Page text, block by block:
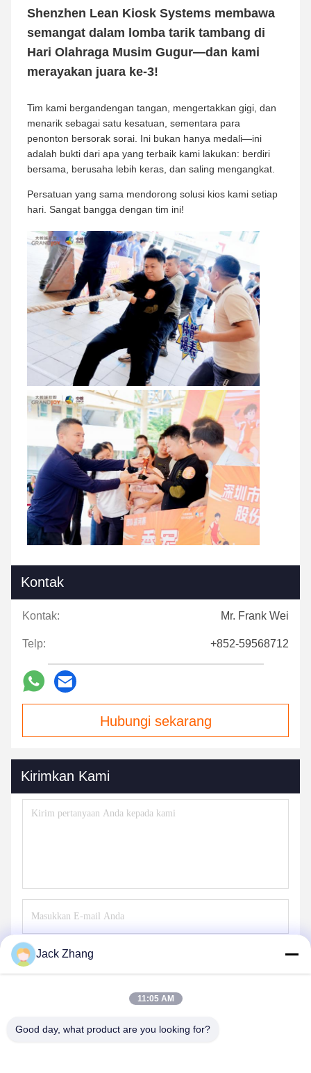
Shenzhen Lean Kiosk Systems membawa
semangat dalam lomba tarik tambang di
Hari Olahraga Musim Gugur—dan kami
merayakan juara ke-3!
Tim kami bergandengan tangan, mengertakkan gigi, dan
menarik sebagai satu kesatuan, sementara para
penonton bersorak sorai. Ini bukan hanya medali—ini
adalah bukti dari apa yang terbaik kami lakukan: berdiri
bersama, berusaha lebih keras, dan saling mengangkat.
Persatuan yang sama mendorong solusi kios kami setiap
hari. Sangat bangga dengan tim ini!
Kontak
Kontak: Mr. Frank Wei
Telp: +852-59568712
Hubungi sekarang
Kirimkan Kami
Jack Zhang
11:05 AM
Good day, what product are you looking for?